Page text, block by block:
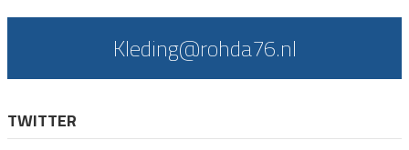
Kleding@rohda76.nl
TWITTER